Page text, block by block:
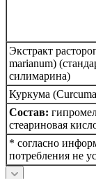
Экстракт
marianum)
силимарина)
Куркума
Состав:
стеариновая
* согласно
потребления не